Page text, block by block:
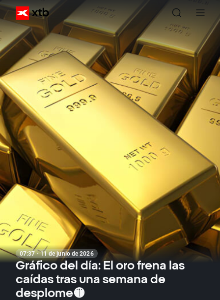
07:37 · 11 de junio de 2026
Gráfico del día: El oro frena las
caídas tras una semana de
desplome🟡